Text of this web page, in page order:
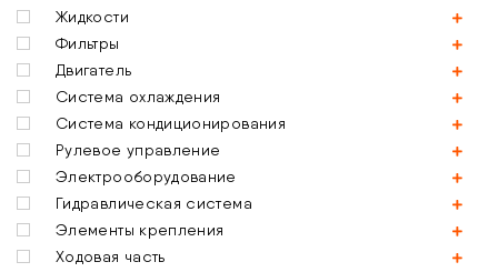
Жидкости
Фильтры
Двигатель
Система охлаждения
Система кондиционирования
Рулевое управление
Электрооборудование
Гидравлическая система
Элементы крепления
Ходовая часть